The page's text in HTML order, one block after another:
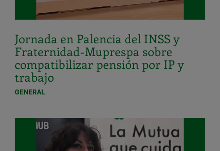
Jornada en Palencia del INSS y
Fraternidad-Muprespa sobre
compatibilizar pensión por IP y
trabajo
GENERAL